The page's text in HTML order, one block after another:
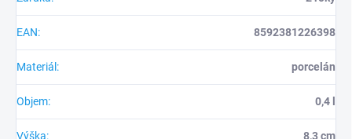
EAN: 8592381226398
Materiál : porcelán
Objem: 0,4 l
Výška: 8,3 cm